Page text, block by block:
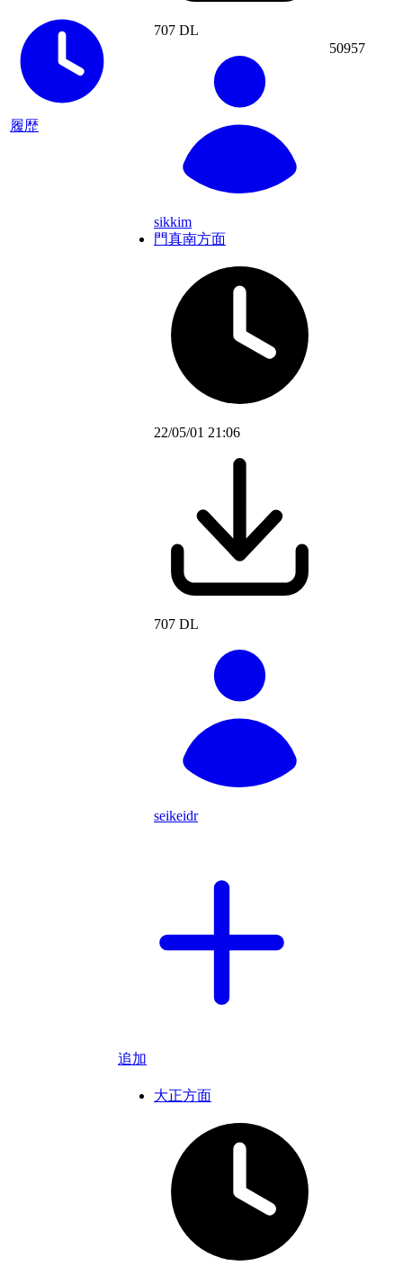
履歴
707 DL
sikkim
門真南方面
22/05/01 21:06
707 DL
seikeidr
追加
50957
大正方面